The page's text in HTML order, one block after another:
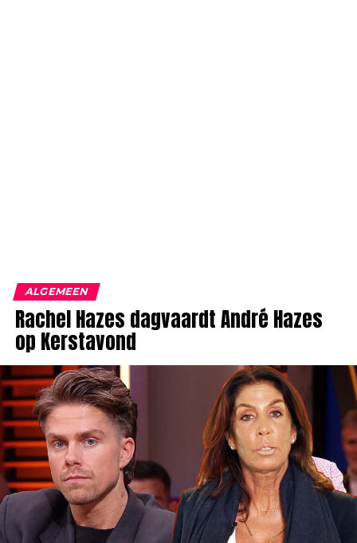
ALGEMEEN
Rachel Hazes dagvaardt André Hazes
op Kerstavond